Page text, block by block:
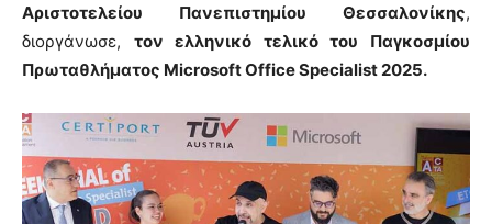
Αριστοτελείου Πανεπιστημίου Θεσσαλονίκης,
διοργάνωσε, τον ελληνικό τελικό του Παγκοσμίου
Πρωταθλήματος Microsoft Office Specialist 2025.